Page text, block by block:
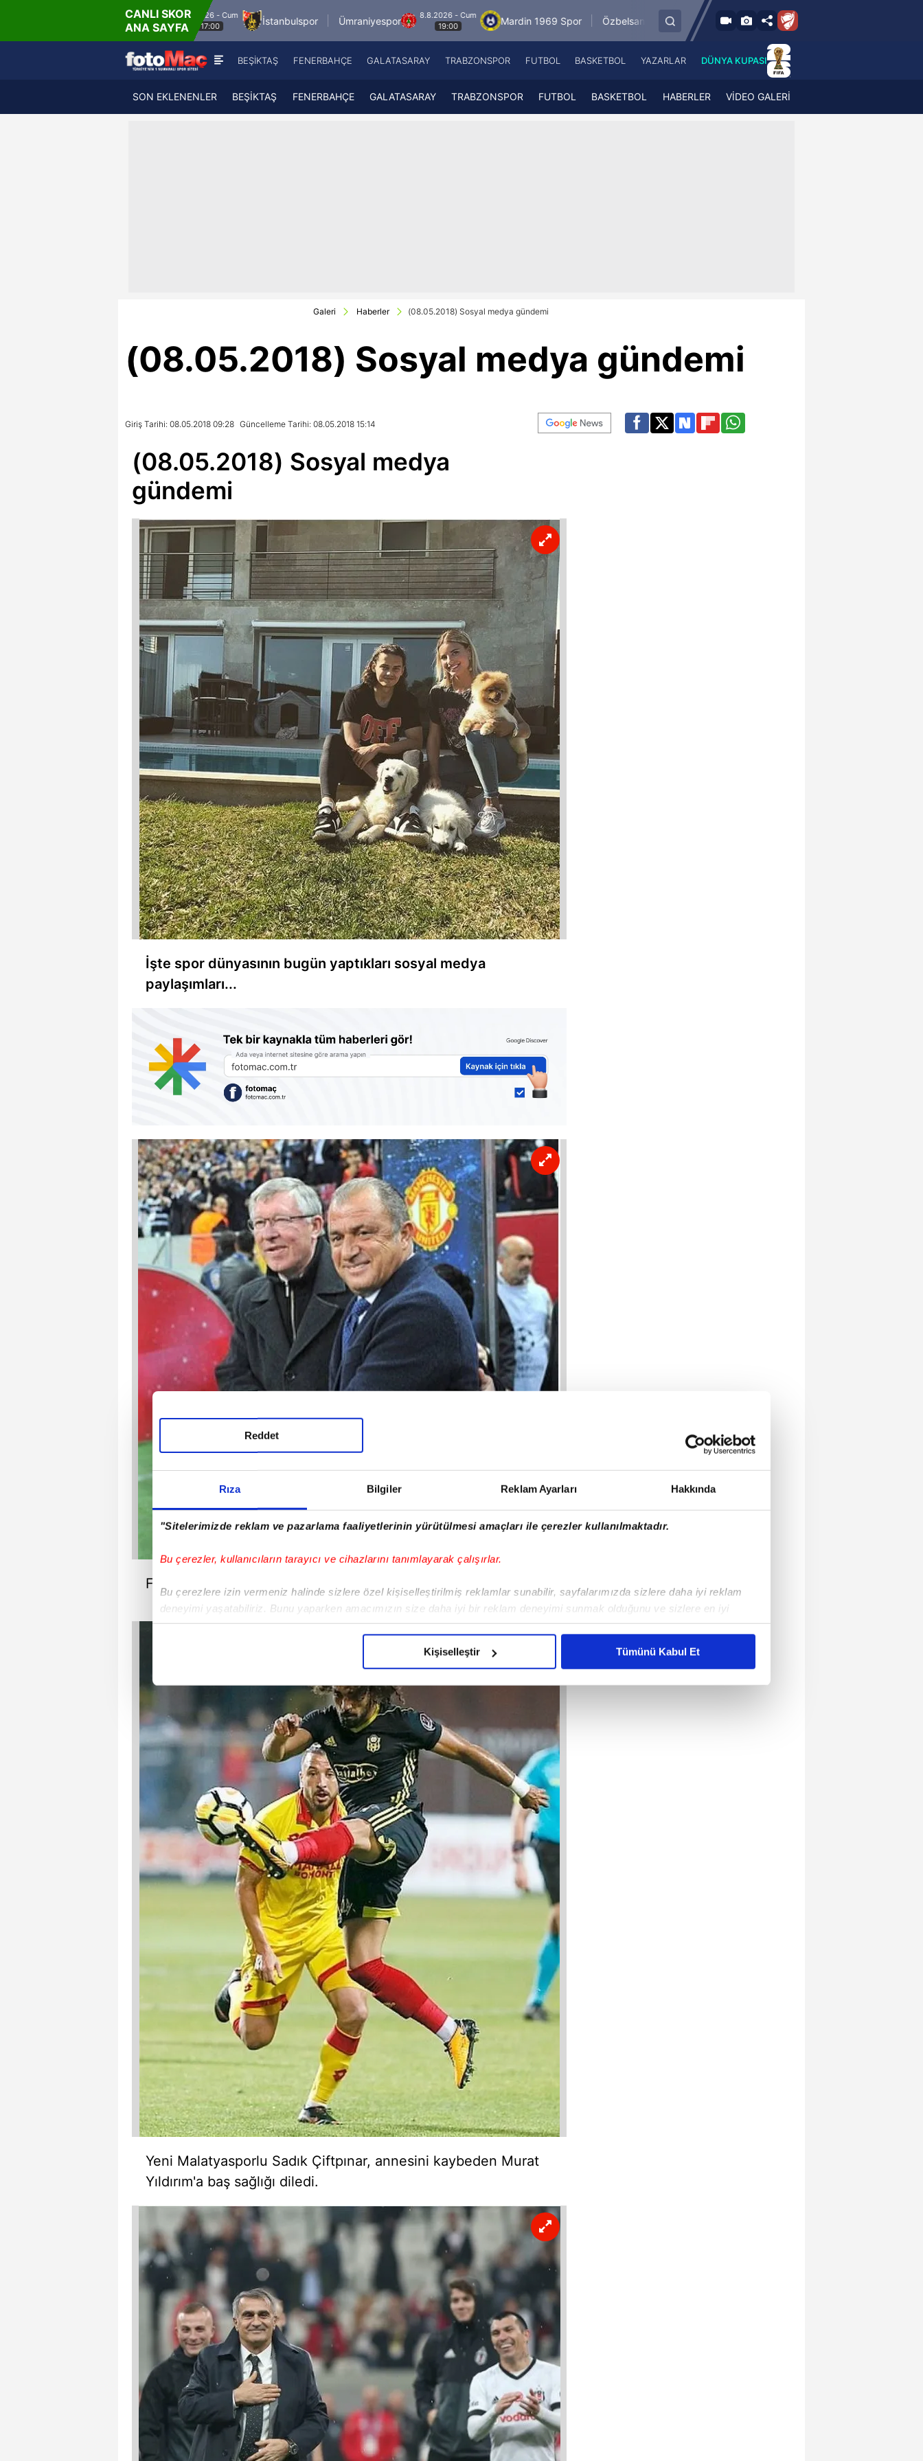
Rıza Bilgiler Reklam Ayarları Hakkında
"Sitelerimizde reklam ve pazarlama faaliyetlerinin yürütülmesi amaçları ile çerezler kullanılmaktadır.
Bu çerezler, kullanıcıların tarayıcı ve cihazlarını tanımlayarak çalışırlar.
Bu çerezlere izin vermeniz halinde sizlere özel kişiselleştirilmiş reklamlar sunabilir, sayfalarımızda sizlere daha iyi reklam
deneyimi yaşatabiliriz. Bunu yaparken amacımızın size daha iyi bir reklam deneyimi sunmak olduğunu ve sizlere en iyi
içerikleri sunabilmek adına elimizden gelen çabayı gösterdiğimizi ve bu noktada, reklamların maliyetlerimizi karşılamak
Sizlere daha iyi bir hizmet sunabilmek için İnternet Sitemizde kendimize ve üçüncü kişilere ait çerezler kullanılmaktadır. Bu
çerezler vasıtasıyla çeşitli kişisel verileriniz işlenmekte olup gerekli olan çerezler bilgi toplumu hizmetlerinin sunulması
amacıyla kullanılmaktadır. Diğer çerezler, sitemizin daha işlevsel kılınması ve kişiselleştirilmesi ve sizlere yönelik
reklam/pazarlama faaliyetlerinin yapılması, amaçlarıyla sınırlı olarak açık rızanız dahilinde kullanılacaktır.
Çerezlere ilişkin tercihlerinizi aşağıda yer alan panel vasıtasıyla belirleyebilirsiniz. Çerezlere ilişkin detaylı bilgi için Ayarlar
butonuna tıklayabilir,Çerez Bilgilendirme Metnimiziziyaret edebilirsiniz.
6698 sayılı Kişisel Verilerin Korunması Kanunu uyarınca hazırlanmış Aydınlatma Metnimizi okumak ve sitemizde ilgili
mevzuata uygun olarak kullanılan çerezlerle ilgili bilgi almak için lütfen
tıklayınız
Reddet
Kişiselleştir Tümünü Kabul Et
CANLI SKOR
ANA SAYFA
8.8.2026 - Cum
17:00
İstanbulspor Ümraniyespor
8.8.2026 - Cum
19:00
Mardin 1969 Spor Özbelsan Sivasspor
8.8.2026 - Cum
19:00
Esenler Erokspor
Fenerbahçe
Galatasaray
A Spor
ATV
A Haber Radyo
A Spor Radyo
A News Radio
BEŞİKTAŞ FENERBAHÇE GALATASARAY TRABZONSPOR FUTBOL BASKETBOL YAZARLAR DÜNYA KUPASI
SON EKLENENLER BEŞİKTAŞ FENERBAHÇE GALATASARAY TRABZONSPOR FUTBOL BASKETBOL HABERLER VİDEO GALERİ
Galeri Haberler (08.05.2018) Sosyal medya gündemi
(08.05.2018) Sosyal medya gündemi
Giriş Tarihi: 08.05.2018 09:28 Güncelleme Tarihi: 08.05.2018 15:14
(08.05.2018) Sosyal medya
gündemi
İşte spor dünyasının bugün yaptıkları sosyal medya
paylaşımları...
Fatih Terim'den Alex Ferguson'a geçmiş olsun mesajı!
Yeni Malatyasporlu Sadık Çiftpınar, annesini kaybeden Murat
Yıldırım'a baş sağlığı diledi.